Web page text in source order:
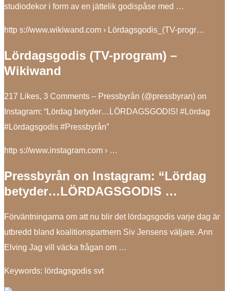
studiodekor i form av en jättelik godispåse med …
http s://www.wikiwand.com › Lördagsgodis_(TV-progr…
Lördagsgodis (TV-program) –
Wikiwand
217 Likes, 3 Comments – Pressbyrån (@pressbyran) on
Instagram: “Lördag betyder…LÖRDAGSGODIS! #Lördag
#Lördagsgodis #Pressbyrån”
http s://www.instagram.com › …
Pressbyrån on Instagram: “Lördag
betyder…LÖRDAGSGODIS …
Förväntningarna om att nu blir det lördagsgodis varje dag är
utbredd bland koalitionspartnern Siv Jensens väljare. Ann
Elving Jag vill väcka frågan om …
Keywords: lördagsgodis svt